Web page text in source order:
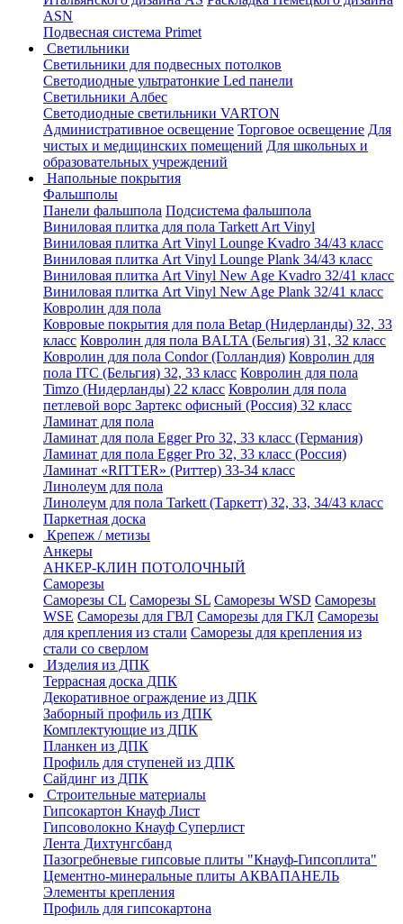
АSN
Подвесная система Primet
Светильники
Светильники для подвесных потолков
Светодиодные ультратонкие Led панели
Светильники Албес
Светодиодные светильники VARTON
Административное освещение Торговое освещение Для
чистых и медицинских помещений Для школьных и
образовательных учреждений
Напольные покрытия
Фальшполы
Панели фальшпола Подсистема фальшпола
Виниловая плитка для пола Tarkett Art Vinyl
Виниловая плитка Art Vinyl Lounge Kvadro 34/43 класс
Виниловая плитка Art Vinyl Lounge Plank 34/43 класс
Виниловая плитка Art Vinyl New Age Kvadro 32/41 класс
Виниловая плитка Art Vinyl New Age Plank 32/41 класс
Ковролин для пола
Ковровые покрытия для пола Betap (Нидерланды) 32, 33
класс Ковролин для пола BALTA (Бельгия) 31, 32 класс
Ковролин для пола Condor (Голландия) Ковролин для
пола ITC (Бельгия) 32, 33 класс Ковролин для пола
Timzo (Нидерланды) 22 класс Ковролин для пола
петлевой ворс Зартекс офисный (Россия) 32 класс
Ламинат для пола
Ламинат для пола Egger Pro 32, 33 класс (Германия)
Ламинат для пола Egger Pro 32, 33 класс (Россия)
Ламинат «RITTER» (Риттер) 33-34 класс
Линолеум для пола
Линолеум для пола Tarkett (Таркетт) 32, 33, 34/43 класс
Паркетная доска
Крепеж / метизы
Анкеры
АНКЕР-КЛИН ПОТОЛОЧНЫЙ
Саморезы
Саморезы CL Саморезы SL Саморезы WSD Саморезы
WSE Саморезы для ГВЛ Саморезы для ГКЛ Саморезы
для крепления из стали Саморезы для крепления из
стали со сверлом
Изделия из ДПК
Террасная доска ДПК
Декоративное ограждение из ДПК
Заборный профиль из ДПК
Комплектующие из ДПК
Планкен из ДПК
Профиль для ступеней из ДПК
Сайдинг из ДПК
Строительные материалы
Гипсокартон Кнауф Лист
Гипсоволокно Кнауф Суперлист
Лента Дихтунгсбанд
Пазогребневые гипсовые плиты "Кнауф-Гипсоплита"
Цементно-минеральные плиты АКВАПАНЕЛЬ
Элементы крепления
Профиль для гипсокартона